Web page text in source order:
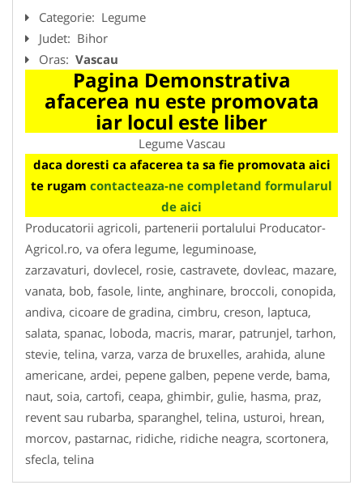
Categorie: Legume
Judet: Bihor
Oras: Vascau
Pagina Demonstrativa
afacerea nu este promovata
iar locul este liber
Legume Vascau
daca doresti ca afacerea ta sa fie promovata aici
te rugam contacteaza-ne completand formularul
de aici
Producatorii agricoli, partenerii portalului Producator-
Agricol.ro, va ofera legume, leguminoase,
zarzavaturi, dovlecel, rosie, castravete, dovleac, mazare,
vanata, bob, fasole, linte, anghinare, broccoli, conopida,
andiva, cicoare de gradina, cimbru, creson, laptuca,
salata, spanac, loboda, macris, marar, patrunjel, tarhon,
stevie, telina, varza, varza de bruxelles, arahida, alune
americane, ardei, pepene galben, pepene verde, bama,
naut, soia, cartofi, ceapa, ghimbir, gulie, hasma, praz,
revent sau rubarba, sparanghel, telina, usturoi, hrean,
morcov, pastarnac, ridiche, ridiche neagra, scortonera,
sfecla, telina